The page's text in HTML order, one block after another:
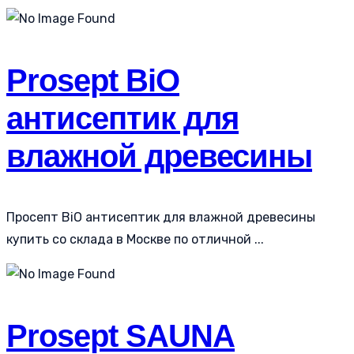
Prosept BiO
антисептик для
влажной древесины
Просепт BiO антисептик для влажной древесины
купить со склада в Москве по отличной ...
Prosept SAUNA